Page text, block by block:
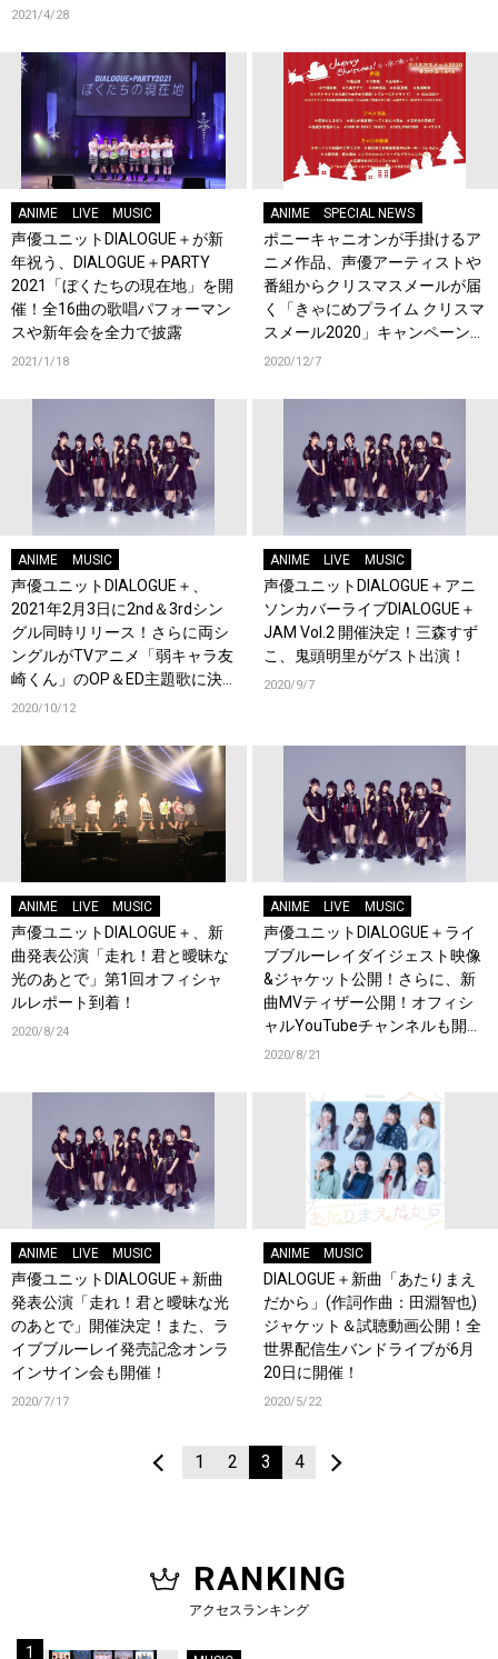
2021/4/28
ANIME LIVE MUSIC
声優ユニットDIALOGUE＋が新
年祝う、DIALOGUE＋PARTY
2021「ぼくたちの現在地」を開
催！全16曲の歌唱パフォーマン
スや新年会を全力で披露
2021/1/18
ANIME SPECIAL NEWS
ポニーキャニオンが手掛けるア
ニメ作品、声優アーティストや
番組からクリスマスメールが届
く「きゃにめプライム クリスマ
スメール2020」キャンペーンの
開催が決定！
2020/12/7
ANIME MUSIC
声優ユニットDIALOGUE＋、
2021年2月3日に2nd＆3rdシン
グル同時リリース！さらに両シ
ングルがTVアニメ「弱キャラ友
崎くん」のOP＆ED主題歌に決
定！
2020/10/12
ANIME LIVE MUSIC
声優ユニットDIALOGUE＋アニ
ソンカバーライブDIALOGUE＋
JAM Vol.2 開催決定！三森すず
こ、鬼頭明里がゲスト出演！
2020/9/7
ANIME LIVE MUSIC
声優ユニットDIALOGUE＋、新
曲発表公演「走れ！君と曖昧な
光のあとで」第1回オフィシャ
ルレポート到着！
2020/8/24
ANIME LIVE MUSIC
声優ユニットDIALOGUE＋ライ
ブブルーレイダイジェスト映像
&ジャケット公開！さらに、新
曲MVティザー公開！オフィシ
ャルYouTubeチャンネルも開
設！
2020/8/21
ANIME LIVE MUSIC
声優ユニットDIALOGUE＋新曲
発表公演「走れ！君と曖昧な光
のあとで」開催決定！また、ラ
イブブルーレイ発売記念オンラ
インサイン会も開催！
2020/7/17
ANIME MUSIC
DIALOGUE＋新曲「あたりまえ
だから」(作詞作曲：田淵智也)
ジャケット＆試聴動画公開！全
世界配信生バンドライブが6月
20日に開催！
2020/5/22
1 2 3 4
RANKING
アクセスランキング